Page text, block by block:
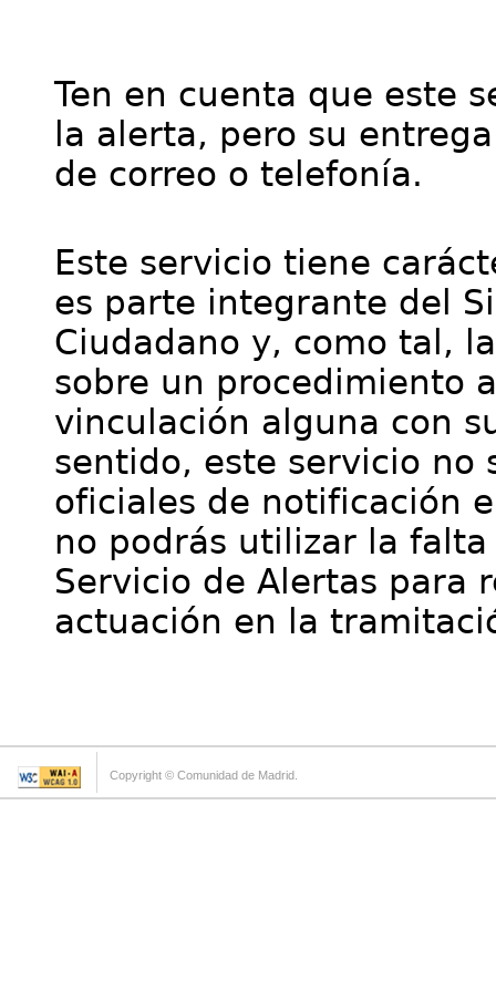
Ten en cuenta que este
la alerta, pero su
de correo o telefonía.
Este servicio tiene
es parte integrante del
Ciudadano y, como tal,
sobre un procedimiento
vinculación alguna con
sentido, este servicio no
oficiales de notificación
no podrás utilizar la
Servicio de Alertas para
actuación en la
Copyright © Comunidad de Madrid.